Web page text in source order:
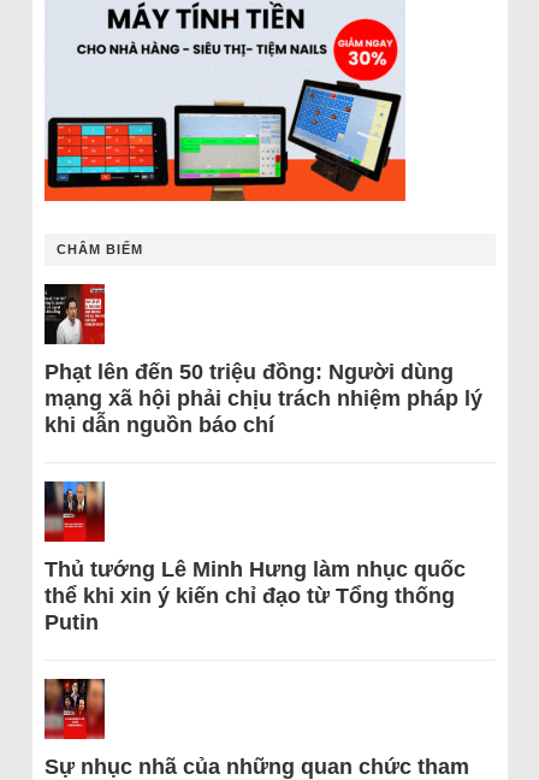
CHÂM BIẾM
Phạt lên đến 50 triệu đồng: Người dùng
mạng xã hội phải chịu trách nhiệm pháp lý
khi dẫn nguồn báo chí
Thủ tướng Lê Minh Hưng làm nhục quốc
thể khi xin ý kiến chỉ đạo từ Tổng thống
Putin
Sự nhục nhã của những quan chức tham